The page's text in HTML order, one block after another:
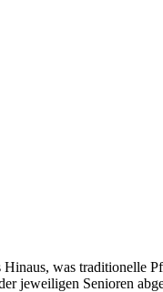
was traditionelle
jeweiligen Senioren